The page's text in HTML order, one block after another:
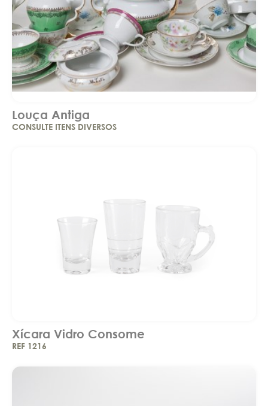
Louça Antiga
CONSULTE ITENS DIVERSOS
Xícara Vidro Consome
REF 1216